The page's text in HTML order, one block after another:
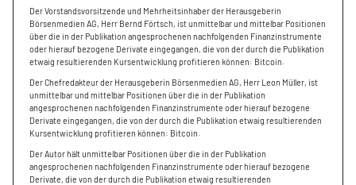
Der Vorstandsvorsitzende und Mehrheitsinhaber der Herausgeberin
Börsenmedien AG, Herr Bernd Förtsch, ist unmittelbar und mittelbar Positionen
über die in der Publikation angesprochenen nachfolgenden Finanzinstrumente
oder hierauf bezogene Derivate eingegangen, die von der durch die Publikation
etwaig resultierenden Kursentwicklung profitieren können: Bitcoin.
Der Chefredakteur der Herausgeberin Börsenmedien AG, Herr Leon Müller, ist
unmittelbar und mittelbar Positionen über die in der Publikation
angesprochenen nachfolgenden Finanzinstrumente oder hierauf bezogene
Derivate eingegangen, die von der durch die Publikation etwaig resultierenden
Kursentwicklung profitieren können: Bitcoin.
Der Autor hält unmittelbar Positionen über die in der Publikation
angesprochenen nachfolgenden Finanzinstrumente oder hierauf bezogene
Derivate, die von der durch die Publikation etwaig resultierenden